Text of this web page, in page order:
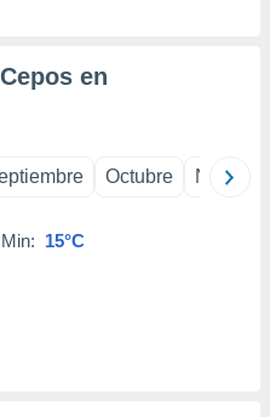
en
Octubre
Min: 15°C